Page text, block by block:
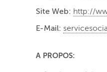
Site Web: http://
E-Mail:
A PROPOS: